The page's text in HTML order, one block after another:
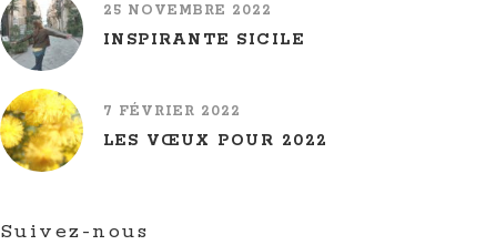
25 NOVEMBRE 2022
INSPIRANTE SICILE
7 FÉVRIER 2022
LES VŒUX POUR 2022
Suivez-nous